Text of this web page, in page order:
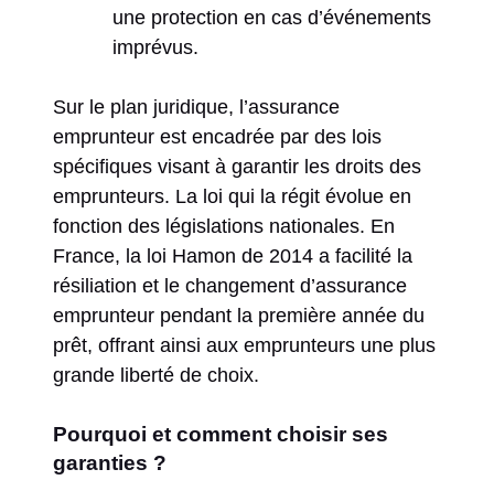
une protection en cas d’événements
imprévus.
Sur le plan juridique, l’assurance
emprunteur est encadrée par des lois
spécifiques visant à garantir les droits des
emprunteurs. La loi qui la régit évolue en
fonction des législations nationales. En
France, la loi Hamon de 2014 a facilité la
résiliation et le changement d’assurance
emprunteur pendant la première année du
prêt, offrant ainsi aux emprunteurs une plus
grande liberté de choix.
Pourquoi et comment choisir ses
garanties ?